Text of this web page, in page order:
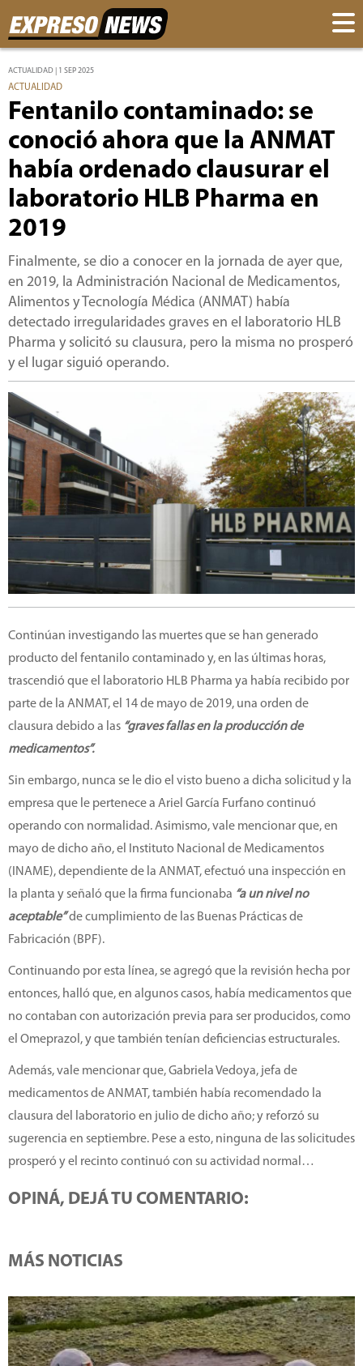
ACTUALIDAD | 1 SEP 2025
ACTUALIDAD
Fentanilo contaminado: se
conoció ahora que la ANMAT
había ordenado clausurar el
laboratorio HLB Pharma en
2019
Finalmente, se dio a conocer en la jornada de ayer que,
en 2019, la Administración Nacional de Medicamentos,
Alimentos y Tecnología Médica (ANMAT) había
detectado irregularidades graves en el laboratorio HLB
Pharma y solicitó su clausura, pero la misma no prosperó
y el lugar siguió operando.
Continúan investigando las muertes que se han generado
producto del fentanilo contaminado y, en las últimas horas,
trascendió que el laboratorio HLB Pharma ya había recibido por
parte de la ANMAT, el 14 de mayo de 2019, una orden de
clausura debido a las “graves fallas en la producción de
medicamentos”.
Sin embargo, nunca se le dio el visto bueno a dicha solicitud y la
empresa que le pertenece a Ariel García Furfano continuó
operando con normalidad. Asimismo, vale mencionar que, en
mayo de dicho año, el Instituto Nacional de Medicamentos
(INAME), dependiente de la ANMAT, efectuó una inspección en
la planta y señaló que la firma funcionaba “a un nivel no
aceptable”de cumplimiento de las Buenas Prácticas de
Fabricación (BPF).
Continuando por esta línea, se agregó que la revisión hecha por
entonces, halló que, en algunos casos, había medicamentos que
no contaban con autorización previa para ser producidos, como
el Omeprazol, y que también tenían deficiencias estructurales.
Además, vale mencionar que, Gabriela Vedoya, jefa de
medicamentos de ANMAT, también había recomendado la
clausura del laboratorio en julio de dicho año; y reforzó su
sugerencia en septiembre. Pese a esto, ninguna de las solicitudes
prosperó y el recinto continuó con su actividad normal…
OPINÁ, DEJÁ TU COMENTARIO:
MÁS NOTICIAS